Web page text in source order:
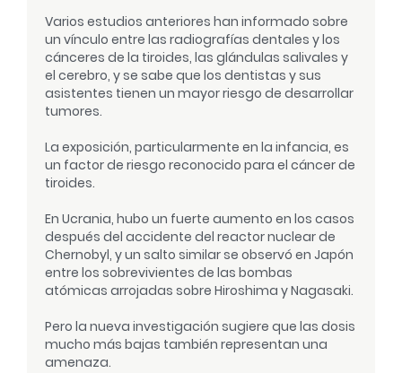
Varios estudios anteriores han informado sobre
un vínculo entre las radiografías dentales y los
cánceres de la tiroides, las glándulas salivales y
el cerebro, y se sabe que los dentistas y sus
asistentes tienen un mayor riesgo de desarrollar
tumores.
La exposición, particularmente en la infancia, es
un factor de riesgo reconocido para el cáncer de
tiroides.
En Ucrania, hubo un fuerte aumento en los casos
después del accidente del reactor nuclear de
Chernobyl, y un salto similar se observó en Japón
entre los sobrevivientes de las bombas
atómicas arrojadas sobre Hiroshima y Nagasaki.
Pero la nueva investigación sugiere que las dosis
mucho más bajas también representan una
amenaza.